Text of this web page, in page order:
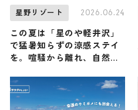
星野リゾート 2026.06.24
この夏は「星のや軽井沢」
で猛暑知らずの涼感ステイ
を。喧騒から離れ、自然に
う｜星野リゾート